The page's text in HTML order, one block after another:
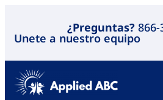
¿Preguntas? 866-
Unete a nuestro equipo